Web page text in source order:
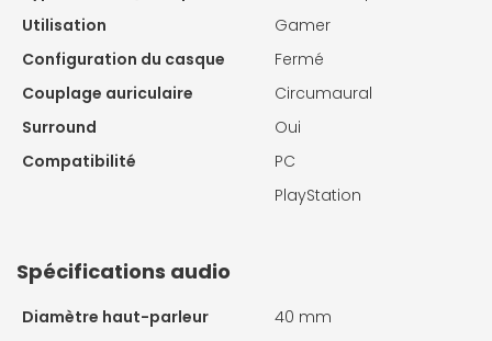
Utilisation
Gamer
Configuration du casque
Fermé
Couplage auriculaire
Circumaural
Surround
Oui
Compatibilité
PC
PlayStation
Spécifications audio
Diamètre haut-parleur
40 mm